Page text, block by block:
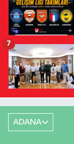
7
ADANA